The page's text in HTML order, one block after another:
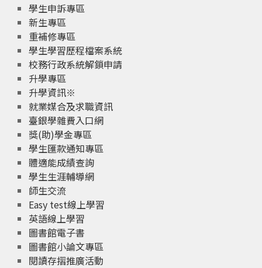
學生申訴專區
新生專區
重補修專區
學生學習歷程檔案系統
校務行政系統解鎖申請
升學專區
升學資訊※
就業媒合及求職資訊
臺銀學雜費入口網
獎(助)學金專區
學生匯款通知專區
體適能成績查詢
學生生涯輔導網
師生交流
Easy test線上學習
英語線上學習
圖書館電子書
圖書館小論文專區
閱讀存摺推廣活動